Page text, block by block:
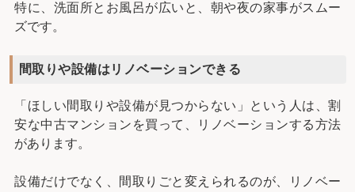
特に、洗面所とお風呂が広いと、朝や夜の家事がスムー
ズです。
間取りや設備はリノベーションできる
「ほしい間取りや設備が見つからない」という人は、割
安な中古マンションを買って、リノベーションする方法
があります。
設備だけでなく、間取りごと変えられるのが、リノベー